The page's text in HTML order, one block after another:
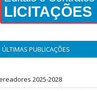
LICITAÇÕES
ÚLTIMAS PUBLICAÇÕES
2025-2028